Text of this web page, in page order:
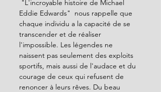
Eddie Edwards"  nous rappelle que
chaque individu a la capacité de se
transcender et de réaliser
l'impossible. Les légendes ne
naissent pas seulement des exploits
sportifs, mais aussi de l'audace et du
courage de ceux qui refusent de
renoncer à leurs rêves. Du beau